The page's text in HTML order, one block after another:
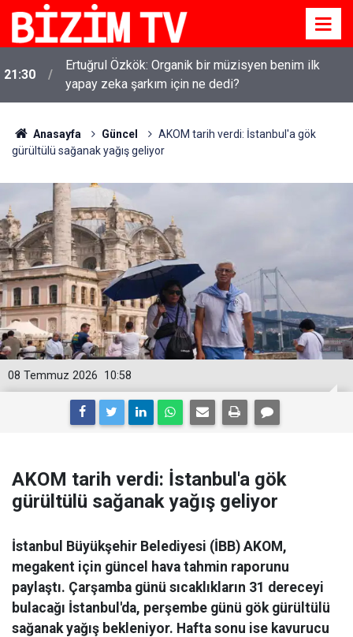
21:30
Ertuğrul Özkök: Organik bir müzisyen benim ilk
yapay zeka şarkım için ne dedi?
Anasayfa Güncel
AKOM tarih verdi: İstanbul'a gök
gürültülü sağanak yağış geliyor
10:58
08 Temmuz 2026
AKOM tarih verdi: İstanbul'a gök
gürültülü sağanak yağış geliyor
İstanbul Büyükşehir Belediyesi (İBB) AKOM,
megakent için güncel hava tahmin raporunu
paylaştı. Çarşamba günü sıcaklıkların 31 dereceyi
bulacağı İstanbul'da, perşembe günü gök gürültülü
sağanak yağış bekleniyor. Hafta sonu ise kavurucu